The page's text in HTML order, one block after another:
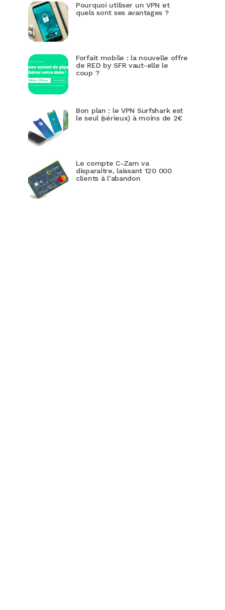
Pourquoi utiliser un VPN et
quels sont ses avantages ?
Forfait mobile : la nouvelle offre
de RED by SFR vaut-elle le
coup ?
Bon plan : le VPN Surfshark est
le seul (sérieux) à moins de 2€
Le compte C-Zam va
disparaitre, laissant 120 000
clients à l’abandon